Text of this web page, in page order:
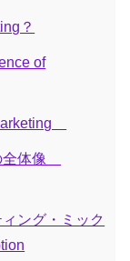
？
of
全体像
ング・ミック